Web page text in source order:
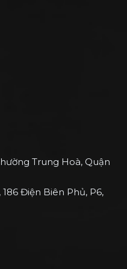
Trung Hoà, Quận
186 Điện Biên Phủ, P6,